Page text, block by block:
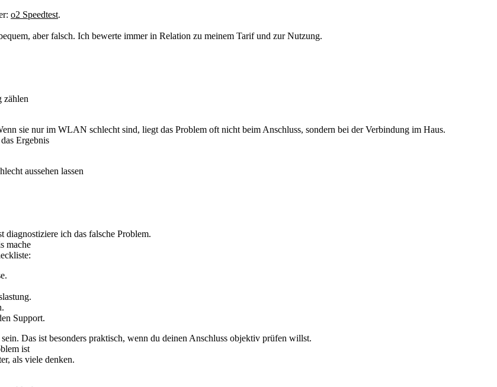
o2 Speedtest.
aber falsch. Ich bewerte immer in Relation zu meinem Tarif und zur Nutzung.
zählen
sie nur im WLAN schlecht sind, liegt das Problem oft nicht beim Anschluss, sondern bei der Verbindung im Haus.
Ergebnis
aussehen lassen
diagnostiziere ich das falsche Problem.
mache
Support.
Das ist besonders praktisch, wenn du deinen Anschluss objektiv prüfen willst.
ist
als viele denken.